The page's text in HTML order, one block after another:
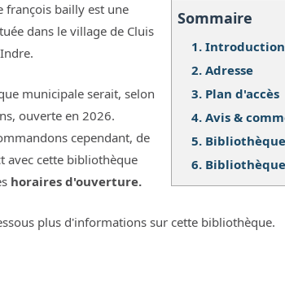
Sommaire
1. Introduction
2. Adresse
3. Plan d'accès
4. Avis &
5.
6.
françois bailly est une
dans le village de Cluis
municipale serait, selon
ouverte en 2026.
cependant, de
avec cette bibliothèque
horaires d'ouverture.
plus d'informations sur cette bibliothèque.